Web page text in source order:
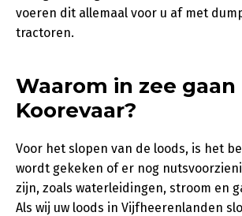
voeren dit allemaal voor u af met
tractoren.
Waarom in zee
Koorevaar?
Voor het slopen van de loods, is het
wordt gekeken of er nog
zijn, zoals waterleidingen, stroom en
Als wij uw loods in Vijfheerenlanden